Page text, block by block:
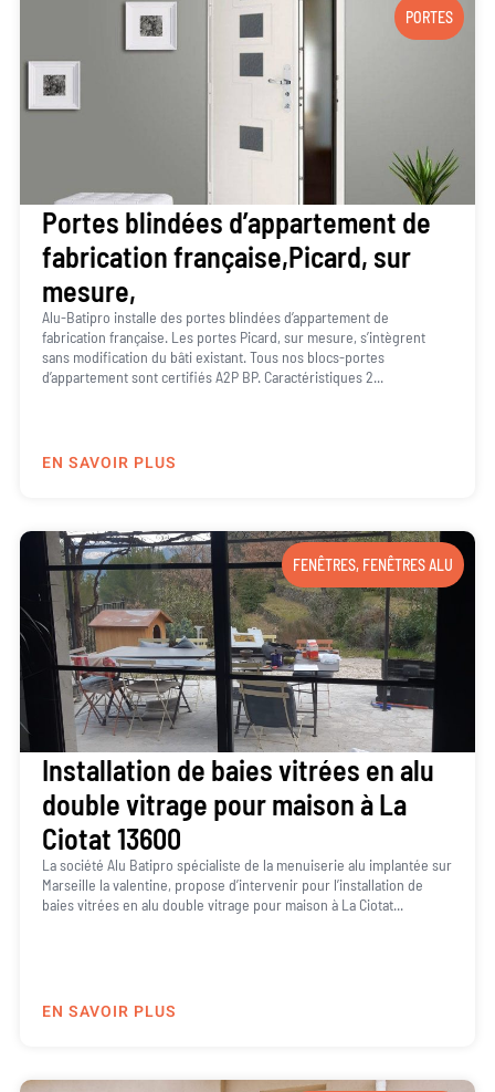
PORTES
Portes blindées d’appartement de
fabrication française,Picard, sur
mesure,
Alu-Batipro installe des portes blindées d’appartement de
fabrication française. Les portes Picard, sur mesure, s’intègrent
sans modification du bâti existant. Tous nos blocs-portes
d’appartement sont certifiés A2P BP. Caractéristiques 2...
EN SAVOIR PLUS
FENÊTRES, FENÊTRES ALU
Installation de baies vitrées en alu
double vitrage pour maison à La
Ciotat 13600
La société Alu Batipro spécialiste de la menuiserie alu implantée sur
Marseille la valentine, propose d’intervenir pour l’installation de
baies vitrées en alu double vitrage pour maison à La Ciotat...
EN SAVOIR PLUS